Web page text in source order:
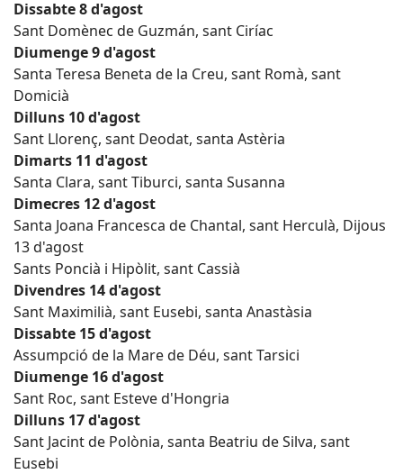
Dissabte 8 d'agost
Sant Domènec de Guzmán, sant Ciríac
Diumenge 9 d'agost
Santa Teresa Beneta de la Creu, sant Romà, sant
Domicià
Dilluns 10 d'agost
Sant Llorenç, sant Deodat, santa Astèria
Dimarts 11 d'agost
Santa Clara, sant Tiburci, santa Susanna
Dimecres 12 d'agost
Santa Joana Francesca de Chantal, sant Herculà, Dijous
13 d'agost
Sants Poncià i Hipòlit, sant Cassià
Divendres 14 d'agost
Sant Maximilià, sant Eusebi, santa Anastàsia
Dissabte 15 d'agost
Assumpció de la Mare de Déu, sant Tarsici
Diumenge 16 d'agost
Sant Roc, sant Esteve d'Hongria
Dilluns 17 d'agost
Sant Jacint de Polònia, santa Beatriu de Silva, sant
Eusebi